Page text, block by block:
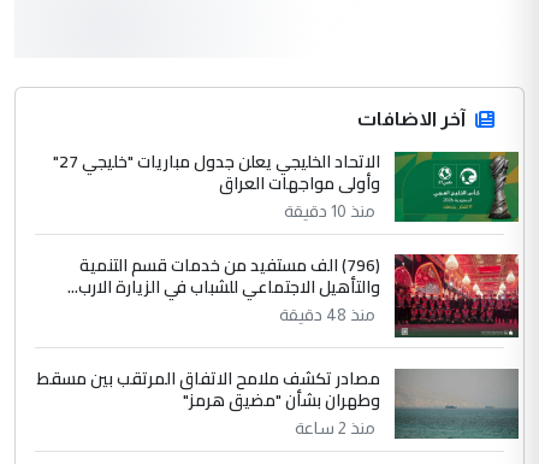
جنسية الرافد الثالث للعراق ومن اصول عريقة
ابا فرات ...
الموضوع :
الجواهري يرد على صدام حسين سل
مضجعيك يابن الزنا (نص كامل)
سردار
التعليق : واحد من عصابة علي ماما يسقط
جنسية الرافد الثالث للعراق ومن اصول عريقة
ابا فرات ...
الجواهري يرد على صدام حسين سل
مضجعيك يابن الزنا (نص كامل)
آخر الاضافات
الاتحاد الخليجي يعلن جدول مباريات "خليجي 27"
وأولى مواجهات العراق
منذ 10 دقيقة
(796) الف مستفيد من خدمات قسم التنمية
والتأهيل الاجتماعي للشباب في الزيارة الارب...
منذ 48 دقيقة
مصادر تكشف ملامح الاتفاق المرتقب بين مسقط
وطهران بشأن "مضيق هرمز"
منذ 2 ساعة